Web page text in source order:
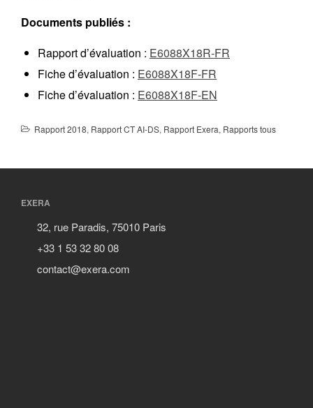
Documents publiés :
Rapport d’évaluation : E6088X18R-FR
Fiche d’évaluation : E6088X18F-FR
Fiche d’évaluation : E6088X18F-EN
Rapport 2018, Rapport CT AI-DS, Rapport Exera, Rapports tous
EXERA
32, rue Paradis, 75010 Paris
+33 1 53 32 80 08
contact@exera.com